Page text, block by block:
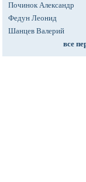
Починок Александр
Федун Леонид
Шанцев Валерий
все